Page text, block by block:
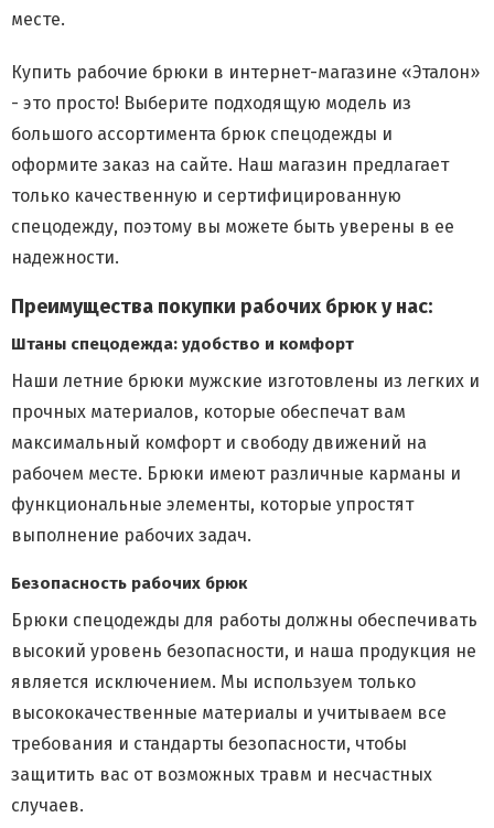
месте.
Купить рабочие брюки в интернет-магазине «Эталон»
- это просто! Выберите подходящую модель из
большого ассортимента брюк спецодежды и
оформите заказ на сайте. Наш магазин предлагает
только качественную и сертифицированную
спецодежду, поэтому вы можете быть уверены в ее
надежности.
Преимущества покупки рабочих брюк у нас:
Штаны спецодежда: удобство и комфорт
Наши летние брюки мужские изготовлены из легких и
прочных материалов, которые обеспечат вам
максимальный комфорт и свободу движений на
рабочем месте. Брюки имеют различные карманы и
функциональные элементы, которые упростят
выполнение рабочих задач.
Безопасность рабочих брюк
Брюки спецодежды для работы должны обеспечивать
высокий уровень безопасности, и наша продукция не
является исключением. Мы используем только
высококачественные материалы и учитываем все
требования и стандарты безопасности, чтобы
защитить вас от возможных травм и несчастных
случаев.